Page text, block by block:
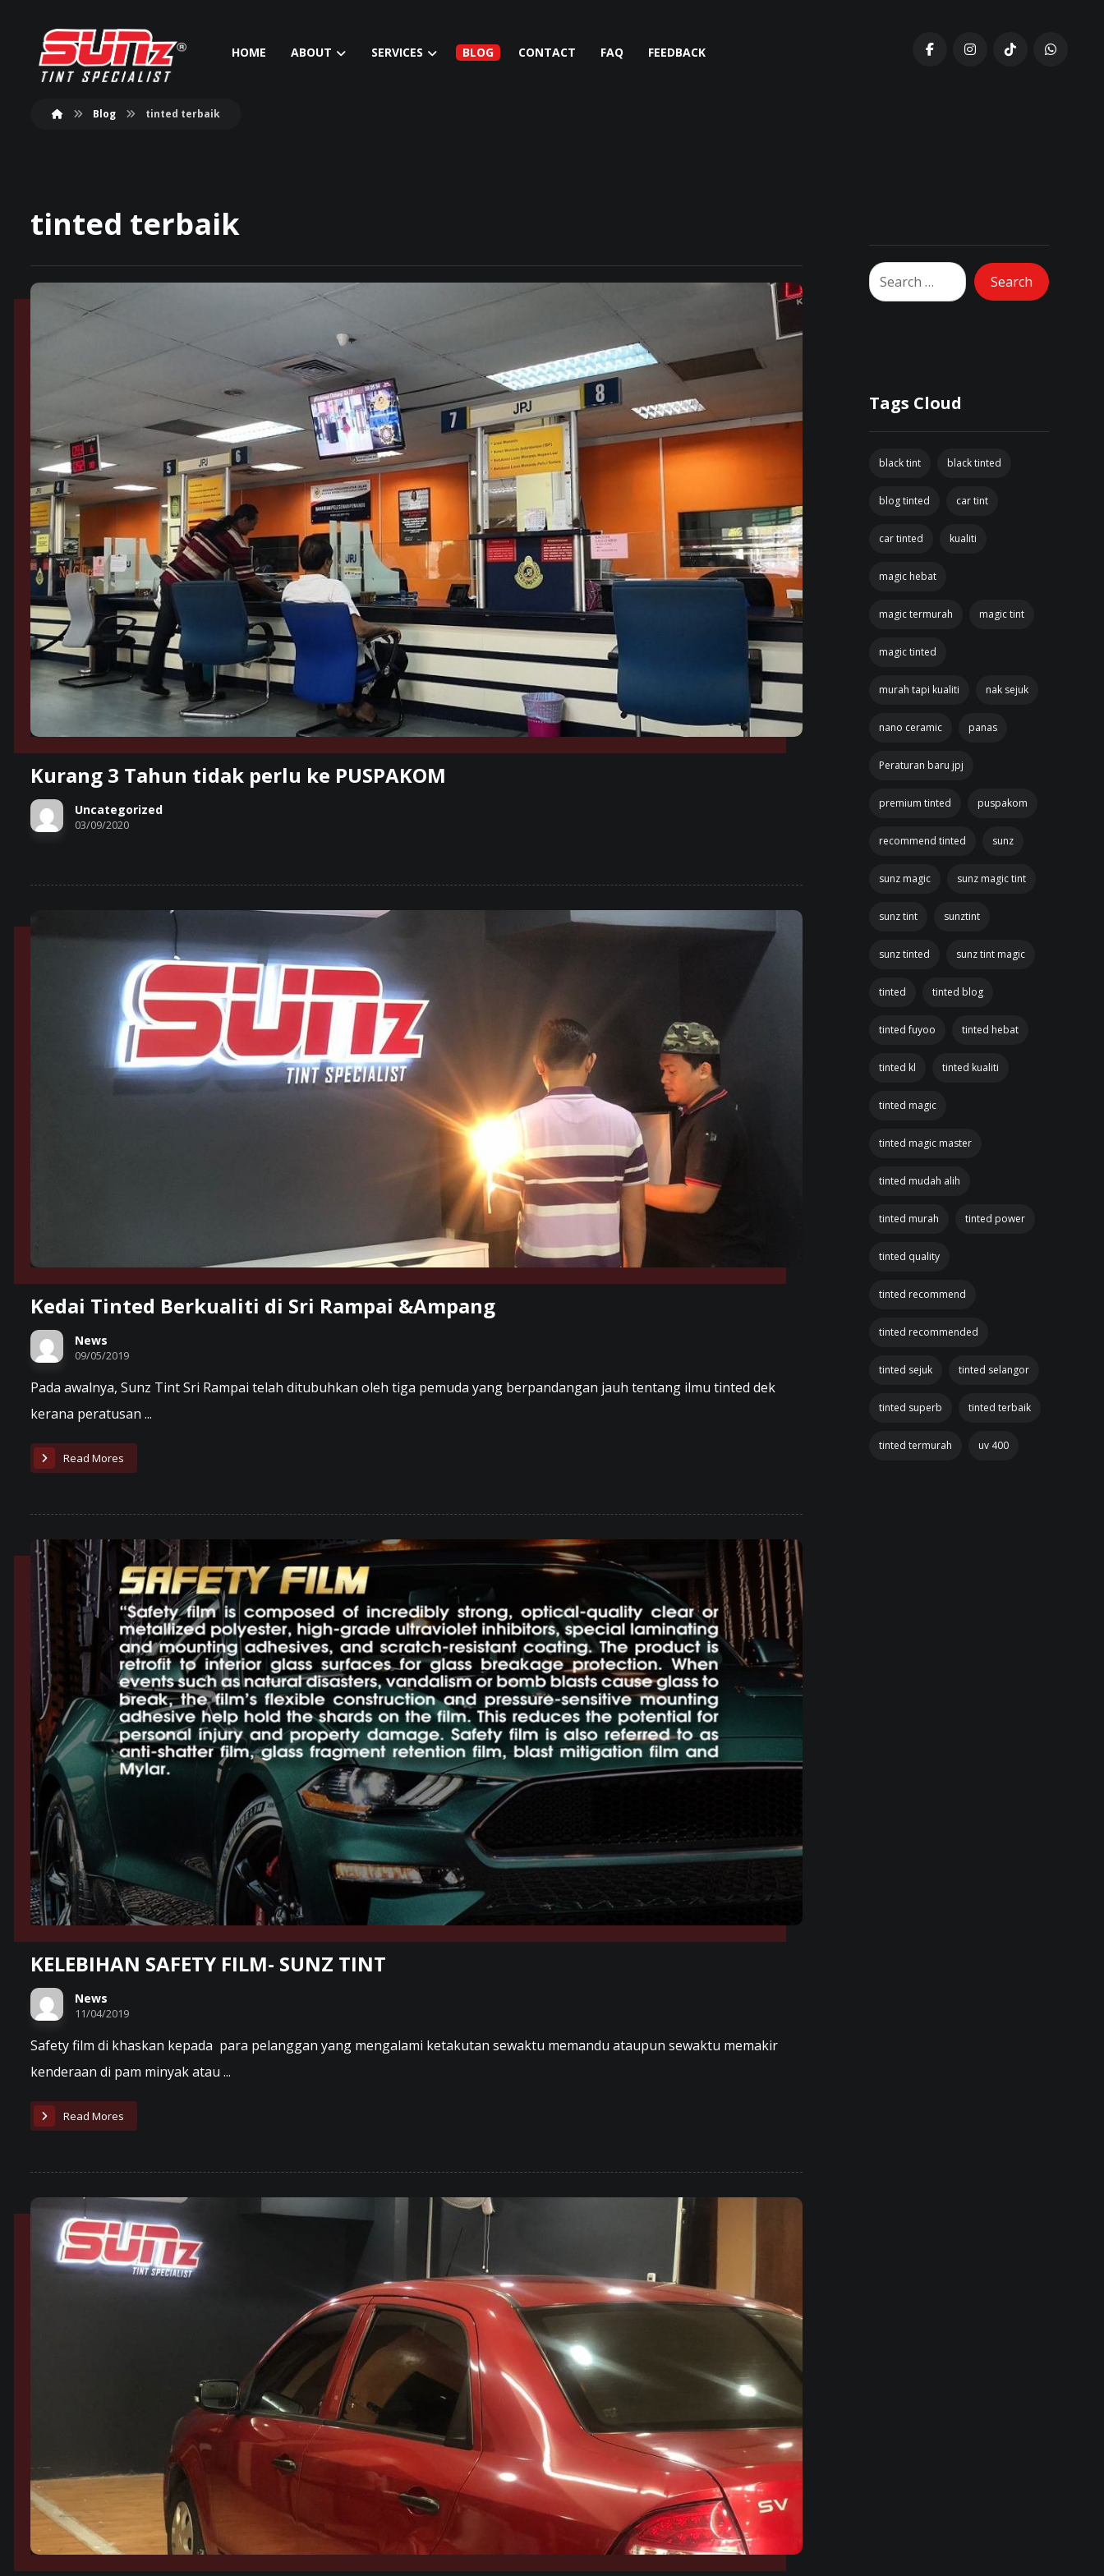
HOME ABOUT SERVICES BLOG CONTACT FAQ FEEDBACK
Blog tinted terbaik
tinted terbaik
Kurang 3 Tahun tidak perlu ke PUSPAKOM
Uncategorized
03/09/2020
Kedai Tinted Berkualiti di Sri Rampai &Ampang
News
09/05/2019
Pada awalnya, Sunz Tint Sri Rampai telah ditubuhkan oleh tiga pemuda yang berpandangan jauh tentang ilmu tinted dek
kerana peratusan ...
Read Mores
KELEBIHAN SAFETY FILM- SUNZ TINT
News
11/04/2019
Safety film di khaskan kepada para pelanggan yang mengalami ketakutan sewaktu memandu ataupun sewaktu memakir
kenderaan di pam minyak atau ...
Read Mores
Tags Cloud
black tint black tinted
blog tinted car tint
car tinted kualiti
magic hebat
magic termurah magic tint
magic tinted
murah tapi kualiti nak sejuk
nano ceramic panas
Peraturan baru jpj
premium tinted puspakom
recommend tinted sunz
sunz magic sunz magic tint
sunz tint sunztint
sunz tinted sunz tint magic
tinted tinted blog
tinted fuyoo tinted hebat
tinted kl tinted kualiti
tinted magic
tinted magic master
tinted mudah alih
tinted murah tinted power
tinted quality
tinted recommend
tinted recommended
tinted sejuk tinted selangor
tinted superb tinted terbaik
tinted termurah uv 400